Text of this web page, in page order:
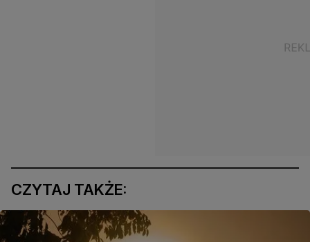
CZYTAJ TAKŻE: